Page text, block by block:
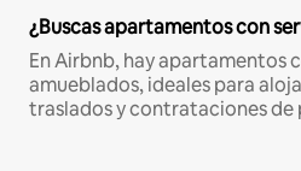
¿Buscas apartamentos con
En Airbnb, hay apartamentos
amueblados, ideales para
traslados y contrataciones de